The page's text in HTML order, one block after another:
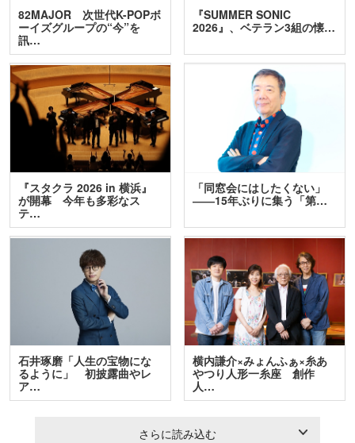
82MAJOR 次世代K-POPボ
ーイズグループの“今”を
訊…
『SUMMER SONIC
2026』、ベテラン3組の懐…
『スタクラ 2026 in 横浜』
が開幕 今年も多彩なス
テ…
「同窓会にはしたくない」
――15年ぶりに集う「第…
石井琢磨「人生の宝物にな
るように」 初披露曲やレ
ア…
横内謙介×みょんふぁ×糸あ
やつり人形一糸座 創作
人…
さらに読み込む